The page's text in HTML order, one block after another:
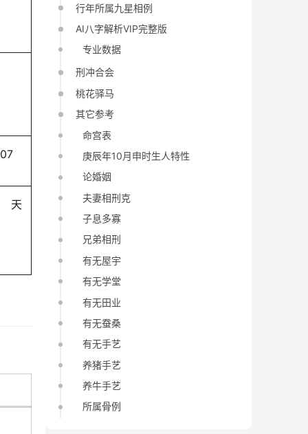
天
行年所属九星相例
AI八字解析VIP完整版
专业数据
刑冲合会
桃花驿马
其它参考
命宫表
庚辰年10月申时生人特性
论婚姻
夫妻相刑克
子息多寡
兄弟相刑
有无屋宇
有无学堂
有无田业
有无蚕桑
有无手艺
养猪手艺
养牛手艺
所属骨例